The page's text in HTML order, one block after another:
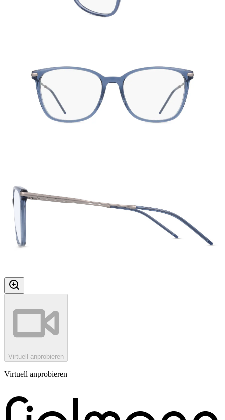
Virtuell anprobieren
Virtuell anprobieren